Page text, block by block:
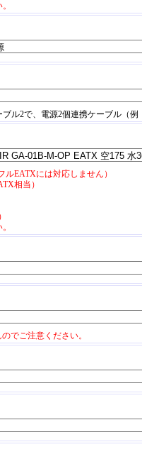
2で、電源2個連携ケーブル（例
EATXには対応しません）
相当）
でご注意ください。